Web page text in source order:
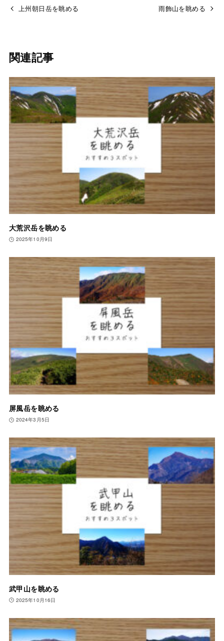
上州朝日岳を眺める 雨飾山を眺める
関連記事
大荒沢岳を眺める
2025年10月9日
屏風岳を眺める
2024年3月5日
武甲山を眺める
2025年10月16日